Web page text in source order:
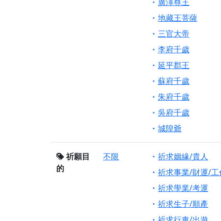
地藏王菩薩
三官大帝
李府千歲
延平郡王
蘇府千歲
朱府千歲
吳府千歲
城隍爺
祈願目
的
不限
祈求姻緣/貴人
祈求事業/財運/工
祈求學業/考運
祈求生子/順產